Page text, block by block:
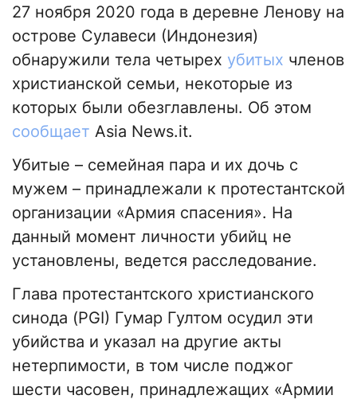
27 ноября 2020 года в деревне Ленову на
острове Сулавеси (Индонезия)
обнаружили тела четырех убитых членов
христианской семьи, некоторые из
которых были обезглавлены. Об этом
сообщает Asia News.it.
Убитые – семейная пара и их дочь с
мужем – принадлежали к протестантской
организации «Армия спасения». На
данный момент личности убийц не
установлены, ведется расследование.
Глава протестантского христианского
синода (PGI) Гумар Гултом осудил эти
убийства и указал на другие акты
нетерпимости, в том числе поджог
шести часовен, принадлежащих «Армии